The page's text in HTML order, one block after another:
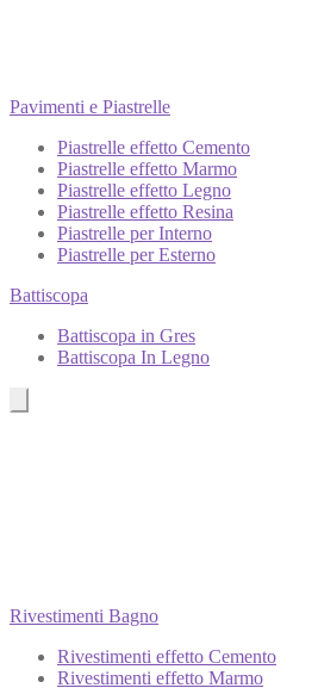
Pavimenti e Piastrelle
Piastrelle effetto Cemento
Piastrelle effetto Marmo
Piastrelle effetto Legno
Piastrelle effetto Resina
Piastrelle per Interno
Piastrelle per Esterno
Battiscopa
Battiscopa in Gres
Battiscopa In Legno
Rivestimenti Bagno
Rivestimenti effetto Cemento
Rivestimenti effetto Marmo